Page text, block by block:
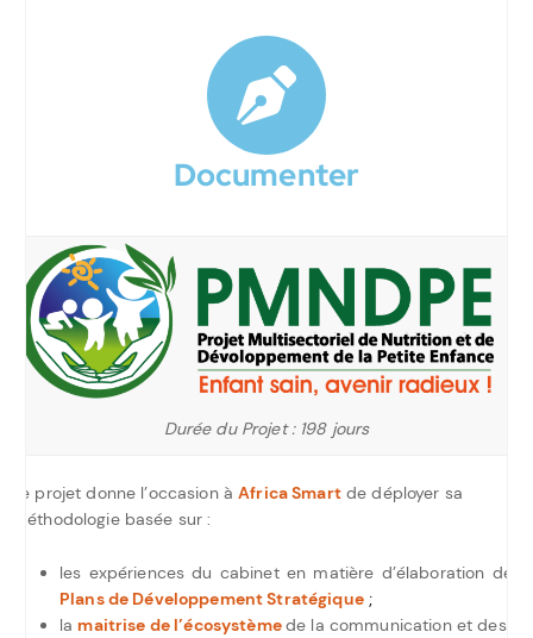
Documenter
Durée du Projet : 198 jours
Le projet donne l’occasion àAfrica Smartde déployer sa
méthodologie basée sur :
les expériences du cabinet en matière d’élaboration des
Plans de Développement Stratégique;
la maitrise de l’écosystèmede la communication et des